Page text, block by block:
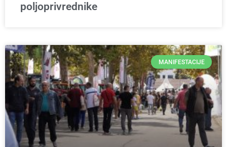
poljoprivrednike
MANIFESTACIJE